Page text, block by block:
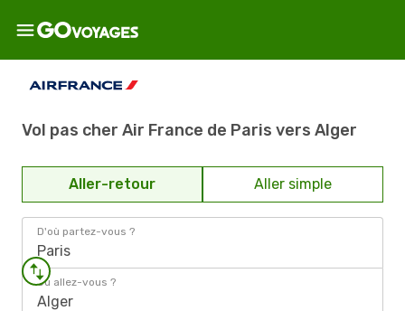
Vol pas cher Air France de Paris vers Alger
Aller-retour Aller simple
D'où partez-vous ?
Paris
Où allez-vous ?
Alger